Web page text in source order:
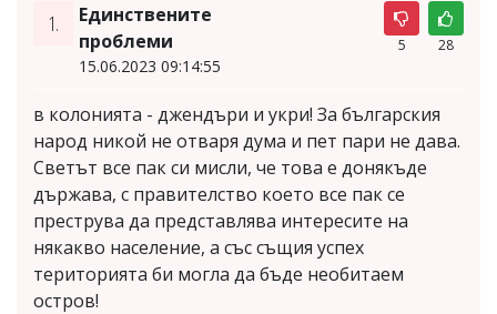
1.
Единствените
проблеми
15.06.2023 09:14:55
5 28
в колонията - джендъри и укри! За българския
народ никой не отваря дума и пет пари не дава.
Светът все пак си мисли, че това е донякъде
държава, с правителство което все пак се
преструва да представлява интересите на
някакво население, а със същия успех
територията би могла да бъде необитаем
остров!